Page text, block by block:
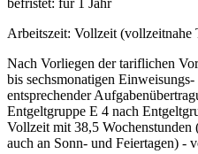
befristet: für 1 Jahr
Arbeitszeit: Vollzeit (vollzeitnahe
Nach Vorliegen der tariflichen
bis sechsmonatigen
entsprechender
Entgeltgruppe E 4 nach
Vollzeit mit 38,5 Wochenstunden
auch an Sonn- und Feiertagen) -